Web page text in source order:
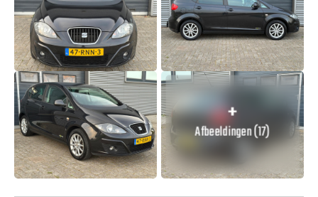
Afbeeldingen (17)